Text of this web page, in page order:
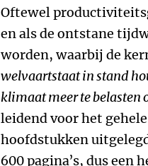
Oftewel
en als de ontstane
worden, waarbij de
welvaartstaat in stand
klimaat meer te belasten
leidend voor het
hoofdstukken
600 pagina’s, dus een